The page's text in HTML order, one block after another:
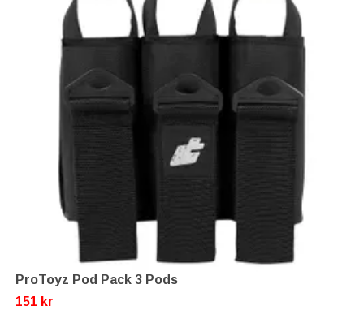
ProToyz Pod Pack 3 Pods
151 kr